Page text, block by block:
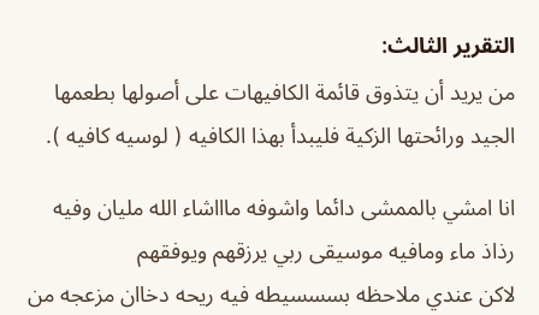
التقرير الثالث:
من يريد أن يتذوق قائمة الكافيهات على أصولها بطعمها
الجيد ورائحتها الزكية فليبدأ بهذا الكافيه ( لوسيه كافيه ).
انا امشي بالممشى دائما واشوفه ماااشاء الله مليان وفيه
رذاذ ماء ومافيه موسيقى ربي يرزقهم ويوفقهم
لاكن عندي ملاحظه بسسسيطه فيه ريحه دخاان مزعجه من